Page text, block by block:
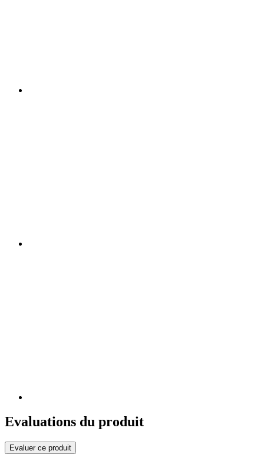
Evaluations du produit
Evaluer ce produit